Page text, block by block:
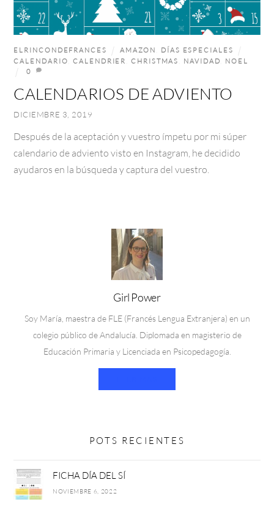
DICIEMBRE 3, 2019
CALENDARIOS DE ADVIENTO
ELRINCONDEFRANCES AMAZON
DÍAS ESPECIALES
CALENDARIO
,CALENDRIER ,CHRISTMAS NAVIDAD
NOEL
0
Después de la aceptación y vuestro ímpetu por mi súper
calendario de adviento visto en Instagram, he decidido
ayudaros en la búsqueda y captura del vuestro.
Girl Power
Soy María, maestra de FLE (Francés Lengua Extranjera) en un
colegio público de Andalucía. Diplomada en magisterio de
Educación Primaria y Licenciada en Psicopedagogía.
POTS RECIENTES
FICHA DÍA DEL SÍ
NOVIEMBRE 6, 2022